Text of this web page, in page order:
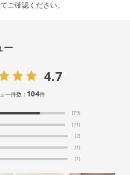
ご確認ください。
ー
4.7
ー件数： 104件
(79)
(21)
(2)
(1)
(1)